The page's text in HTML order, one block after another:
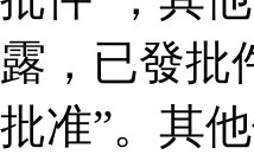
露，已發批
批准”。其